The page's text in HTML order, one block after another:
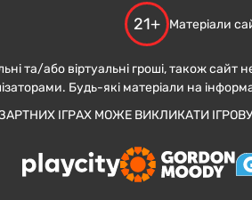
21+ Матеріали
та/або віртуальні гроші, також сайт
Будь-які матеріали на
ІГРАХ МОЖЕ ВИКЛИКАТИ